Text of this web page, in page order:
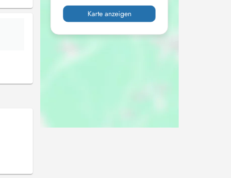
Karte anzeigen